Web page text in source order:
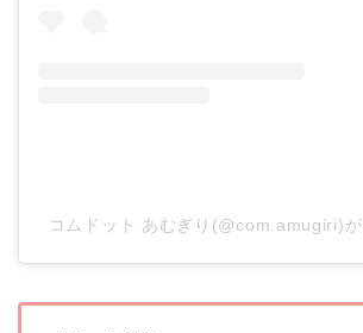
コムドット あむぎり(@com.amugiri)